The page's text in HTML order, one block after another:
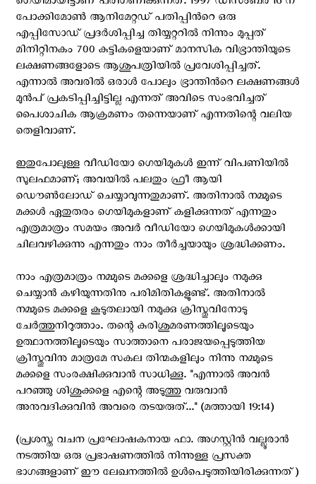
പോക്കിമോൺ ആനിമേറ്റഡ് പതിപ്പിന്‍റെ ഒരു
എപ്പിസോഡ് പ്രദര്‍ശിപ്പിച്ച തിയ്യറ്ററില്‍ നിന്നും മുപ്പത്
മിനിറ്റിനകം 700 കുട്ടികളെയാണ് മാനസിക വിഭ്രാന്തിയുടെ
ലക്ഷണങ്ങളോടെ ആശുപത്രിയില്‍ പ്രവേശിപ്പിച്ചത്.
എന്നാല്‍ അവരില്‍ ഒരാള്‍ പോലും ഭ്രാന്തിന്‍റെ ലക്ഷണങ്ങള്‍
മുന്‍പ് പ്രകടിപ്പിച്ചിട്ടില്ല എന്നത് അവിടെ സംഭവിച്ചത്
പൈശാചിക ആക്രമണം തന്നെയാണ് എന്നതിന്റെ വലിയ
തെളിവാണ്.
ഇതുപോലുള്ള വീഡിയോ ഗെയിമുകൾ ഇന്ന് വിപണിയിൽ
സുലഫമാണ്; അവയിൽ പലതും ഫ്രീ ആയി
ഡൌൺലോഡ് ചെയ്യാവുന്നതുമാണ്. അതിനാൽ നമ്മുടെ
മക്കൾ ഏതുതരം ഗെയിമുകളാണ് കളിക്കുന്നത് എന്നതും
എത്രമാത്രം സമയം അവർ വീഡിയോ ഗെയിമുകൾക്കായി
ചിലവഴിക്കുന്നു എന്നതും നാം തീർച്ചയായും ശ്രദ്ധിക്കണം.
നാം എത്രമാത്രം നമ്മുടെ മക്കളെ ശ്രദ്ധിച്ചാലും നമുക്കു
ചെയ്യാൻ കഴിയുന്നതിനു പരിമിതികളുണ്ട്. അതിനാൽ
നമ്മുടെ മക്കളെ കൂടുതലായി നമുക്കു ക്രിസ്തുവിനോടു
ചേർത്തുനിറുത്താം. തന്റെ കുരിശുമരണത്തിലൂടെയും
ഉത്ഥാനത്തിലൂടെയും സാത്താനെ പരാജയപ്പെടുത്തിയ
ക്രിസ്തുവിനു മാത്രമേ സകല തിന്മകളിലും നിന്നു നമ്മുടെ
മക്കളെ സംരക്ഷിക്കുവാൻ സാധിക്കൂ. "എന്നാൽ അവൻ
പറഞ്ഞു ശിശുക്കളെ എന്റെ അടുത്തു വരുവാൻ
അനുവദിക്കുവിൻ അവരെ തടയരുത്..." (മത്തായി 19:14)
(പ്രശസ്ത വചന പ്രഘോഷകനായ ഫാ. അഗസ്റ്റിൻ വല്ലൂരാൻ
നടത്തിയ ഒരു പ്രഭാഷണത്തിൽ നിന്നുള്ള പ്രസക്ത
ഭാഗങ്ങളാണ് ഈ ലേഖനത്തിൽ ഉൾപെടുത്തിയിരിക്കുന്നത്)